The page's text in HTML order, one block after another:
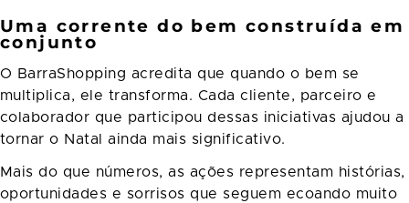
Uma corrente do bem construída em
conjunto
O BarraShopping acredita que quando o bem se
multiplica, ele transforma. Cada cliente, parceiro e
colaborador que participou dessas iniciativas ajudou a
tornar o Natal ainda mais significativo.
Mais do que números, as ações representam histórias,
oportunidades e sorrisos que seguem ecoando muito